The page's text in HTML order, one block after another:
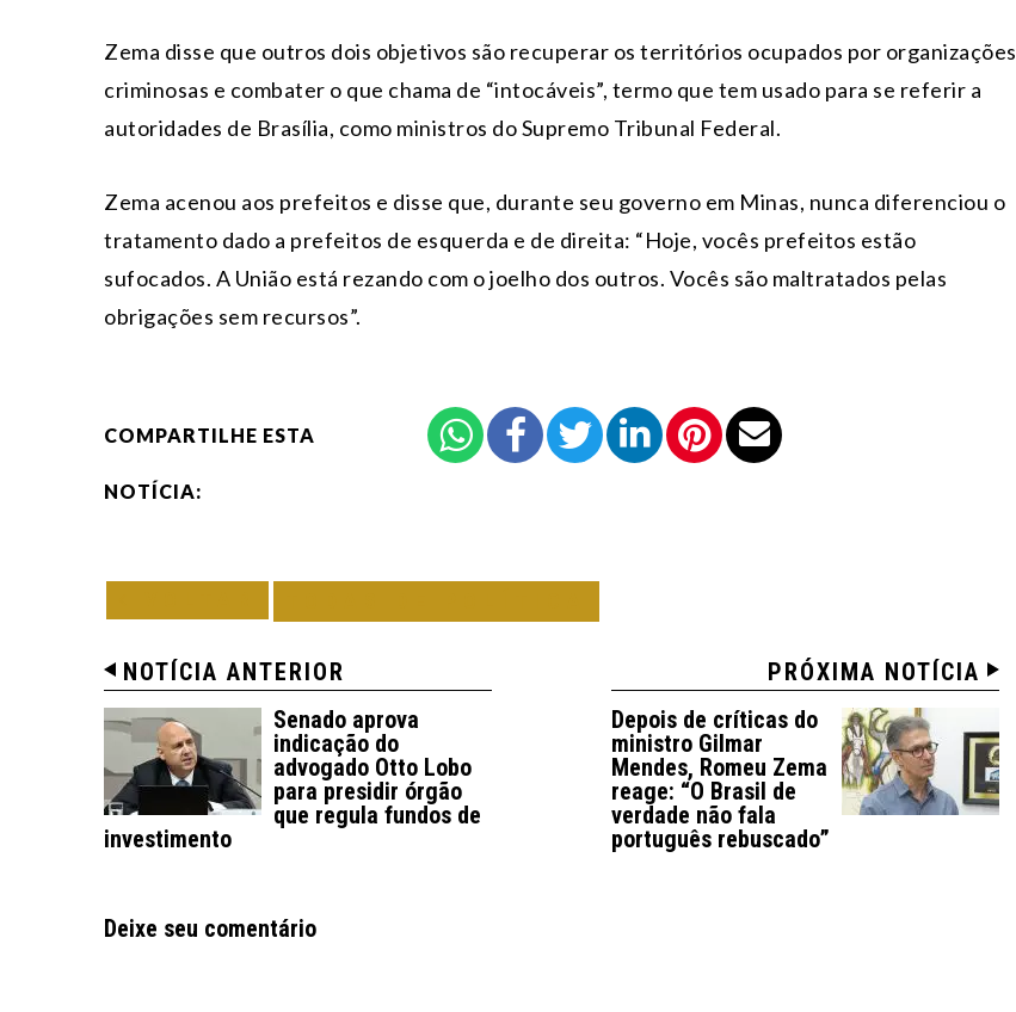
Zema disse que outros dois objetivos são recuperar os territórios ocupados por organizações
criminosas e combater o que chama de “intocáveis”, termo que tem usado para se referir a
autoridades de Brasília, como ministros do Supremo Tribunal Federal.
Zema acenou aos prefeitos e disse que, durante seu governo em Minas, nunca diferenciou o
tratamento dado a prefeitos de esquerda e de direita: “Hoje, vocês prefeitos estão
sufocados. A União está rezando com o joelho dos outros. Vocês são maltratados pelas
obrigações sem recursos”.
COMPARTILHE ESTA
NOTÍCIA:
NOTÍCIA ANTERIOR
Senado aprova
indicação do
advogado Otto Lobo
para presidir órgão
que regula fundos de
investimento
PRÓXIMA NOTÍCIA
Depois de críticas do
ministro Gilmar
Mendes, Romeu Zema
reage: “O Brasil de
verdade não fala
português rebuscado”
Deixe seu comentário